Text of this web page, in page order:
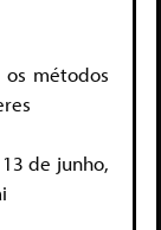
os métodos
de junho,